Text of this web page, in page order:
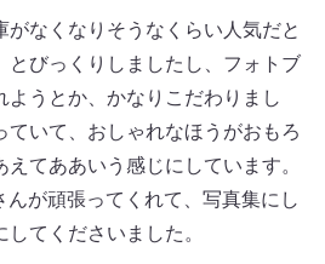
がなくなりそうなくらい人気だと
とびっくりしましたし、フォトブ
ようとか、かなりこだわりまし
ていて、おしゃれなほうがおもろ
てああいう感じにしています。
んが頑張ってくれて、写真集にし
てくださいました。